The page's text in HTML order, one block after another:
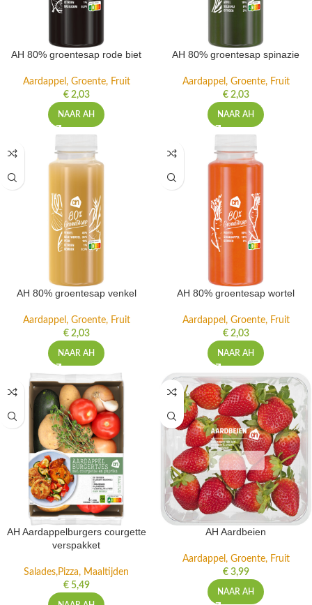
AH 80% groentesap rode biet
Aardappel, Groente, Fruit
€2,03
NAAR AH
AH 80% groentesap spinazie
Aardappel, Groente, Fruit
€2,03
NAAR AH
AH 80% groentesap venkel
Aardappel, Groente, Fruit
€2,03
NAAR AH
AH 80% groentesap wortel
Aardappel, Groente, Fruit
€2,03
NAAR AH
AH Aardappelburgers courgette
verspakket
Salades,Pizza, Maaltijden
€5,49
AH Aardbeien
Aardappel, Groente, Fruit
€3,99
NAAR AH